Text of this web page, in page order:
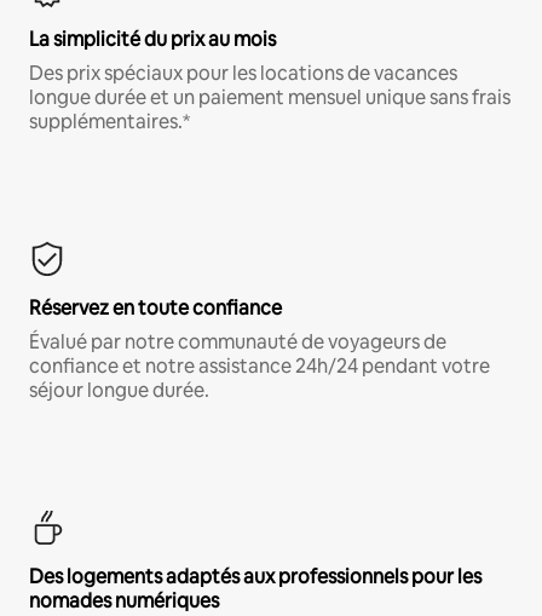
La simplicité du prix au mois
Des prix spéciaux pour les locations de vacances
longue durée et un paiement mensuel unique sans frais
supplémentaires.*
Réservez en toute confiance
Évalué par notre communauté de voyageurs de
confiance et notre assistance 24h/24 pendant votre
séjour longue durée.
Des logements adaptés aux professionnels pour les
nomades numériques